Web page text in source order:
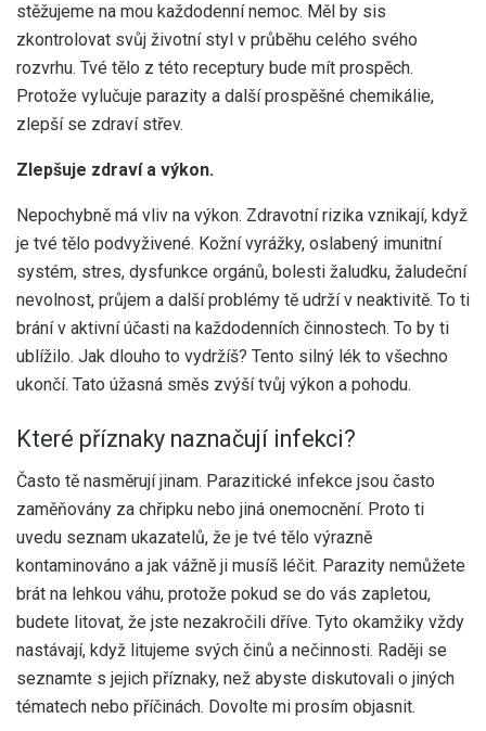
stěžujeme na mou každodenní nemoc. Měl by sis
zkontrolovat svůj životní styl v průběhu celého svého
rozvrhu. Tvé tělo z této receptury bude mít prospěch.
Protože vylučuje parazity a další prospěšné chemikálie,
zlepší se zdraví střev.
Zlepšuje zdraví a výkon.
Nepochybně má vliv na výkon. Zdravotní rizika vznikají, když
je tvé tělo podvyživené. Kožní vyrážky, oslabený imunitní
systém, stres, dysfunkce orgánů, bolesti žaludku, žaludeční
nevolnost, průjem a další problémy tě udrží v neaktivitě. To ti
brání v aktivní účasti na každodenních činnostech. To by ti
ublížilo. Jak dlouho to vydržíš? Tento silný lék to všechno
ukončí. Tato úžasná směs zvýší tvůj výkon a pohodu.
Které příznaky naznačují infekci?
Často tě nasměrují jinam. Parazitické infekce jsou často
zaměňovány za chřipku nebo jiná onemocnění. Proto ti
uvedu seznam ukazatelů, že je tvé tělo výrazně
kontaminováno a jak vážně ji musíš léčit. Parazity nemůžete
brát na lehkou váhu, protože pokud se do vás zapletou,
budete litovat, že jste nezakročili dříve. Tyto okamžiky vždy
nastávají, když litujeme svých činů a nečinnosti. Raději se
seznamte s jejich příznaky, než abyste diskutovali o jiných
tématech nebo příčinách. Dovolte mi prosím objasnit.